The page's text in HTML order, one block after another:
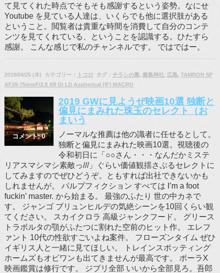
て見てくれた時点でそもそも感謝するという姿勢。なにせ
Youtube を見ている人達は、いくらでも他に選択肢がある
ということ。閲覧者は貴重な時間を消費して自分のコンテ
ンツを見てくれている、ということを認識する。ひたすら
感謝。 こんな感じで私のチャンネルです。 ではではー。
2019/04/25 (木) カテゴリー： トコロ タグ： チラシの裏, 厳島神社, 広島, TAMRON SP
AF28-75mmF/2.8 XR Di LD Aspherical [IF] MACRO
コメント: 0
2019 GWに見ようぜ映画10選 独断と
偏見にまみれた珠玉のセレクト（お
まいう
ノーマルな推薦は他の識者に任せるとして。
独断と偏見にまみれた映画10選。視聴後の
令和初日に「○○さん・・・なんだかミステ
リアスマシマシ素敵っ///」ぐらい価値観揺さぶるセレクトに
してみますのでぜひどうぞ。ともすれば出社できないかも
しれませんが。 パルプフィクション すべては I’m a foot
fuckin’ master. から始まる。 最強のふたり 世の中カネで
す。 ジャンゴ ブリュンヒルデの気絶シーンを10回くらい観
てください。 スカイクロラ 高級ジャンクフード。 グリース
トラボルタの顎がふたつに割れた空前のヒット作。 エレフ
ァント 10代の性欲すごいよね案件。 フローズンタイム ぜひ
イギリス人と一緒に見てほしい。 トレインスポッティング
ホームズもオビワンも出てきませんが最高です。 ポーラX
映画鑑賞は修行です。 ジブリ全部 いいから全部見ろ。吾郎